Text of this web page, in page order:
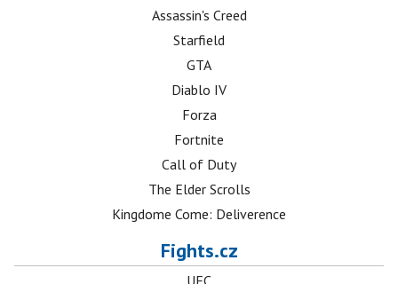
Assassin's Creed
Starfield
GTA
Diablo IV
Forza
Fortnite
Call of Duty
The Elder Scrolls
Kingdome Come: Deliverence
Fights.cz
UFC